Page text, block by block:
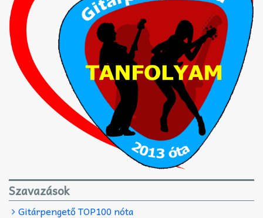
Szavazások
Gitárpengető TOP100 nóta